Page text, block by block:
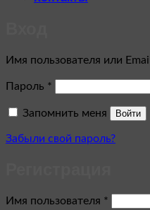
Имя пользователя или Email
Пароль *
Запомнить меня Войти
Забыли свой пароль?
Имя пользователя *